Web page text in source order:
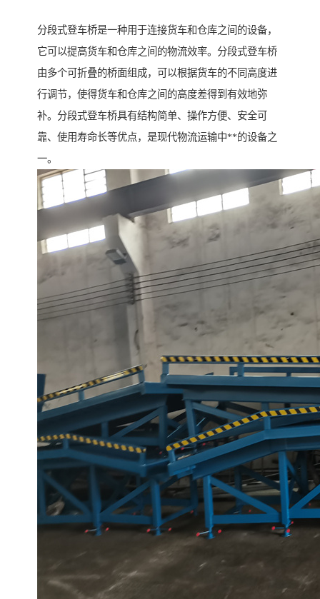
分段式登车桥是一种用于连接货车和仓库之间的设备，
它可以提高货车和仓库之间的物流效率。分段式登车桥
由多个可折叠的桥面组成，可以根据货车的不同高度进
行调节，使得货车和仓库之间的高度差得到有效地弥
补。分段式登车桥具有结构简单、操作方便、安全可
靠、使用寿命长等优点，是现代物流运输中**的设备之
一。